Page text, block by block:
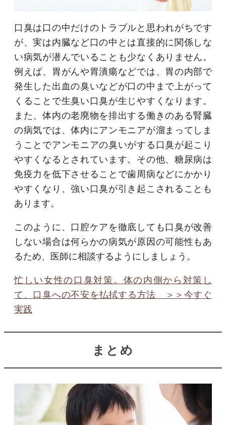
口臭は口の中だけのトラブルと思われがちです
が、実は内臓など口の中とは直接的に関係しな
い病気が潜んでいることも少なくありません。
例えば、胃がんや胃潰瘍などでは、胃の内部で
発生した出血の臭いなどが口の中まで上がって
くることで生臭い口臭が生じやすくなります。
また、体内の老廃物を排出する働きのある腎臓
の病気では、体内にアンモニアが溜まってしま
うことでアンモニアの臭いがする口臭が起こり
やすくなるとされています。その他、糖尿病は
免疫力を低下させることで歯周病などにかかり
やすくなり、強い口臭が引き起こされることも
あります。
このように、口腔ケアを徹底しても口臭が改善
しない場合は何らかの病気が原因の可能性もあ
るため、医師に相談するようにしましょう。
忙しい女性の口臭対策。体の内側から対策し
て、口臭への不安を払拭する方法 ＞＞今すぐ
実践
まとめ